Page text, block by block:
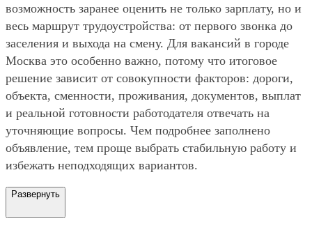
возможность заранее оценить не только зарплату, но и
весь маршрут трудоустройства: от первого звонка до
заселения и выхода на смену. Для вакансий в городе
Москва это особенно важно, потому что итоговое
решение зависит от совокупности факторов: дороги,
объекта, сменности, проживания, документов, выплат
и реальной готовности работодателя отвечать на
уточняющие вопросы. Чем подробнее заполнено
объявление, тем проще выбрать стабильную работу и
избежать неподходящих вариантов.
Развернуть